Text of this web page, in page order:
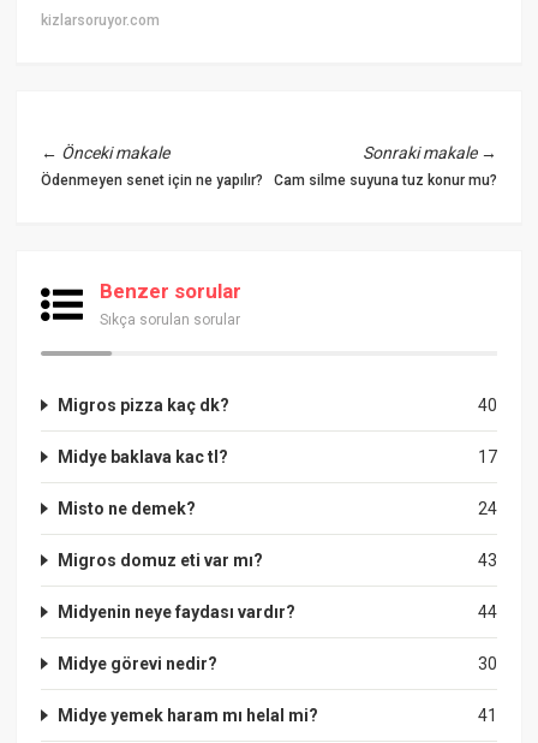
kizlarsoruyor.com
← Önceki makale
Ödenmeyen senet için ne yapılır?
Sonraki makale→
Cam silme suyuna tuz konur mu?
Benzer sorular
Sıkça sorulan sorular
40
Migros pizza kaç dk?
17
Midye baklava kac tl?
24
Misto ne demek?
43
Migros domuz eti var mı?
44
Midyenin neye faydası vardır?
30
Midye görevi nedir?
41
Midye yemek haram mı helal mi?